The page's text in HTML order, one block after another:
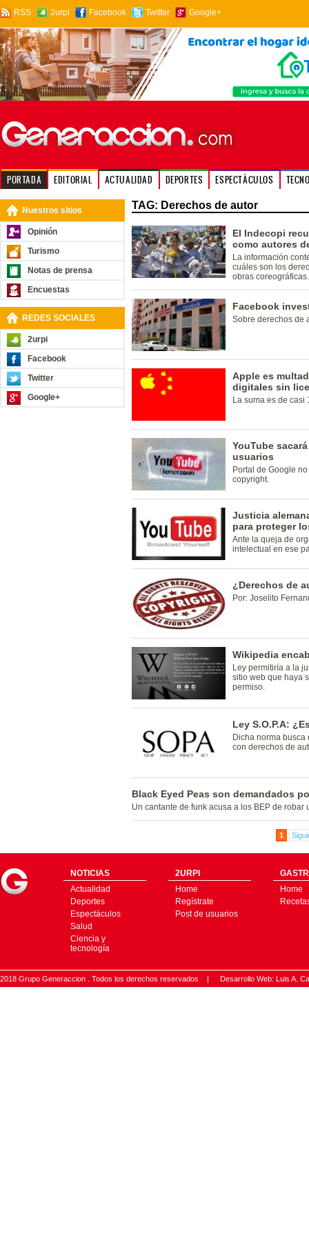
RSS 2urpi Facebook Twitter Google+
PORTADA EDITORIAL ACTUALIDAD DEPORTES ESPECTÁCULOS
Nuestros sitios
Opinión
Turismo
Notas de prensa
Encuestas
REDES SOCIALES
2urpi
Facebook
Twitter
Google+
TAG: Derechos de autor
El Indecopi
como autores
La información
cuáles son los
obras coreográficas.
Facebook
Sobre derechos de
Apple es
digitales sin
La suma es de casi
YouTube
usuarios
Portal de Google
copyright.
Justicia
para proteger
Ante la queja de
intelectual en ese
¿Derechos de
Por: Joselito
Wikipedia
Ley permitiría a la
sitio web que haya
permiso.
Ley S.O.P.A:
Dicha norma
con derechos de
Black Eyed Peas son demandados
Un cantante de funk acusa a los BEP de
1
NOTICIAS
Actualidad
Deportes
Espectáculos
Salud
Ciencia y
tecnología
2URPI
Home
Regístrate
Post de usuarios
Home
2018 Grupo Generaccion . Todos los derechos reservados | Desarrollo Web: Luis